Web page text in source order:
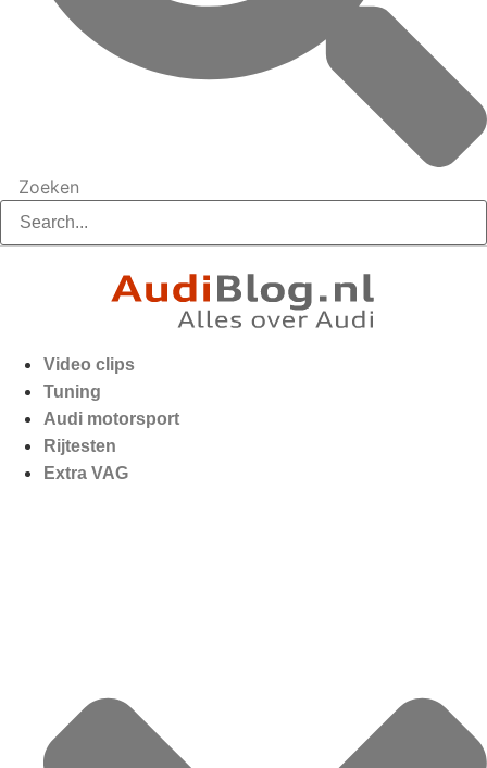
Zoeken
Video clips
Tuning
Audi motorsport
Rijtesten
Extra VAG